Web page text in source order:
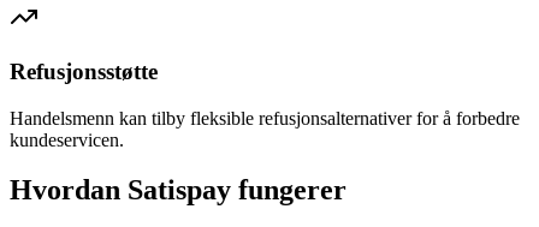
Refusjonsstøtte
Handelsmenn kan tilby fleksible refusjonsalternativer for å forbedre
kundeservicen.
Hvordan Satispay fungerer